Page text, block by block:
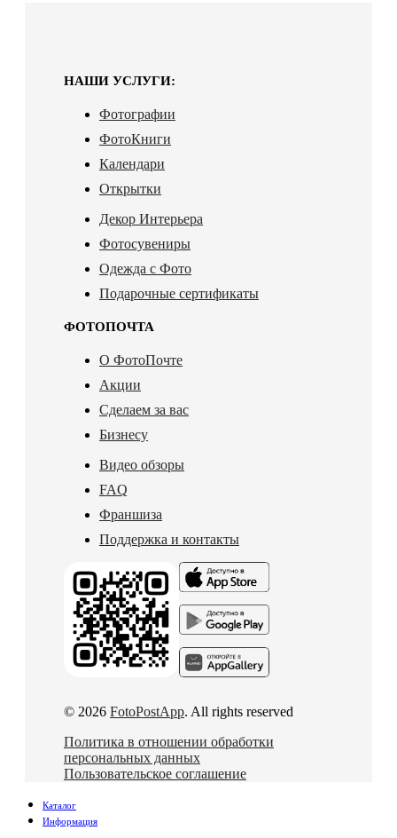
НАШИ УСЛУГИ:
Фотографии
ФотоКниги
Календари
Открытки
Декор Интерьера
Фотосувениры
Одежда с Фото
Подарочные сертификаты
ФОТОПОЧТА
О ФотоПочте
Акции
Сделаем за вас
Бизнесу
Видео обзоры
FAQ
Франшиза
Поддержка и контакты
© 2026 FotoPostApp. All rights reserved
Политика в отношении обработки
персональных данных
Пользовательское соглашение
Каталог
Информация